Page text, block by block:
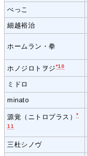
べっこ
細越裕治
ホームラン・拳
ホノジロトヲジ*10
ミドロ
minato
源覚（ニトロプラス）*
11
三杜シノヴ